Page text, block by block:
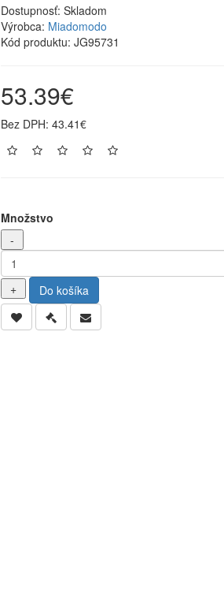
Dostupnosť: Skladom
Výrobca: Miadomodo
Kód produktu: JG95731
53.39€
Bez DPH: 43.41€
Množstvo
Do košíka